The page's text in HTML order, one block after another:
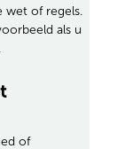
of regels.
als u
of